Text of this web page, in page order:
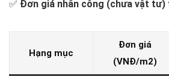
✅ Đơn giá nhân công (chưa vật tư)
Hạng mục
Đơn giá
(VNĐ/m2)